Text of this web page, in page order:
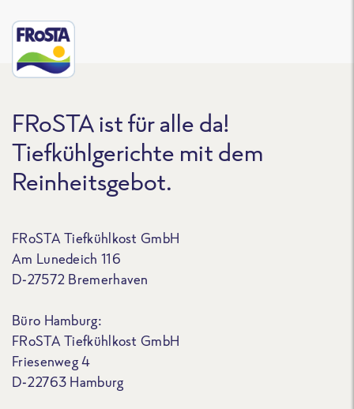
FRoSTA ist für alle da!
Tiefkühlgerichte mit dem
Reinheitsgebot.
FRoSTA Tiefkühlkost GmbH
Am Lunedeich 116
D-27572 Bremerhaven
Büro Hamburg:
FRoSTA Tiefkühlkost GmbH
Friesenweg 4
D-22763 Hamburg